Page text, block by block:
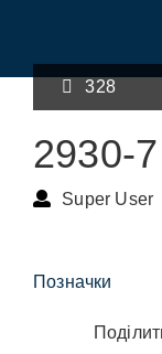
328
2930-7
Super User
Позначки